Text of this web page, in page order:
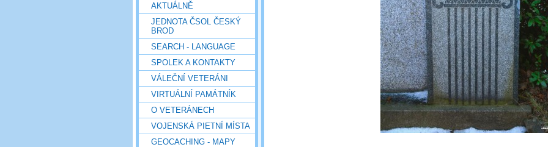
AKTUÁLNĚ
JEDNOTA ČSOL ČESKÝ
BROD
SEARCH - LANGUAGE
SPOLEK A KONTAKTY
VÁLEČNÍ VETERÁNI
VIRTUÁLNÍ PAMÁTNÍK
O VETERÁNECH
VOJENSKÁ PIETNÍ MÍSTA
GEOCACHING - MAPY